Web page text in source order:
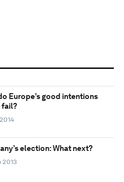
Europe’s good intentions
election: What next?
2013